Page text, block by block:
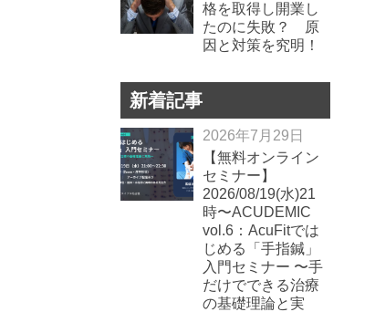
格を取得し開業し
たのに失敗？ 原
因と対策を究明！
新着記事
2026年7月29日
【無料オンライン
セミナー】
2026/08/19(水)21
時〜ACUDEMIC
vol.6：AcuFitでは
じめる「手指鍼」
入門セミナー 〜手
だけでできる治療
の基礎理論と実